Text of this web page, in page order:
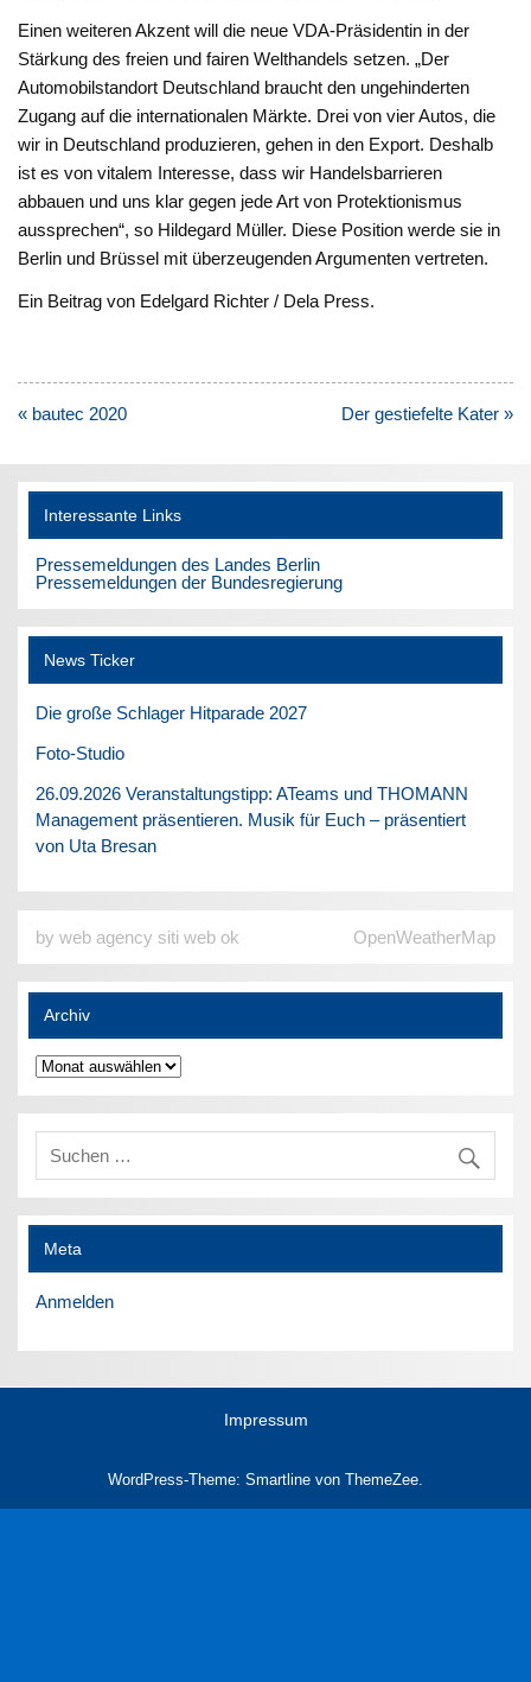
Einen weiteren Akzent will die neue VDA-Präsidentin in der
Stärkung des freien und fairen Welthandels setzen. „Der
Automobilstandort Deutschland braucht den ungehinderten
Zugang auf die internationalen Märkte. Drei von vier Autos, die
wir in Deutschland produzieren, gehen in den Export. Deshalb
ist es von vitalem Interesse, dass wir Handelsbarrieren
abbauen und uns klar gegen jede Art von Protektionismus
aussprechen“, so Hildegard Müller. Diese Position werde sie in
Berlin und Brüssel mit überzeugenden Argumenten vertreten.
Ein Beitrag von Edelgard Richter / Dela Press.
Beitragsnavigation
« bautec 2020 Der gestiefelte Kater »
Interessante Links
Pressemeldungen des Landes Berlin
Pressemeldungen der Bundesregierung
News Ticker
Die große Schlager Hitparade 2027
Foto-Studio
26.09.2026 Veranstaltungstipp: ATeams und THOMANN
Management präsentieren. Musik für Euch – präsentiert
von Uta Bresan
by web agency siti web ok OpenWeatherMap
Archiv
Archiv
Meta
Anmelden
Impressum
WordPress-Theme: Smartline von ThemeZee.